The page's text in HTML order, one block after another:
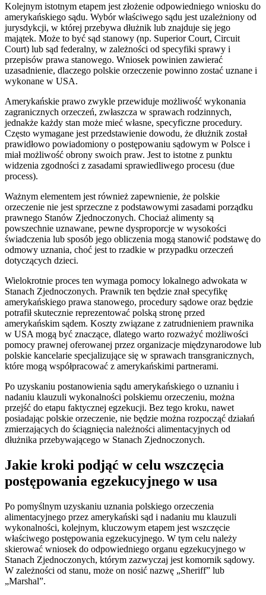
Kolejnym istotnym etapem jest złożenie odpowiedniego wniosku do
amerykańskiego sądu. Wybór właściwego sądu jest uzależniony od
jurysdykcji, w której przebywa dłużnik lub znajduje się jego
majątek. Może to być sąd stanowy (np. Superior Court, Circuit
Court) lub sąd federalny, w zależności od specyfiki sprawy i
przepisów prawa stanowego. Wniosek powinien zawierać
uzasadnienie, dlaczego polskie orzeczenie powinno zostać uznane i
wykonane w USA.
Amerykańskie prawo zwykle przewiduje możliwość wykonania
zagranicznych orzeczeń, zwłaszcza w sprawach rodzinnych,
jednakże każdy stan może mieć własne, specyficzne procedury.
Często wymagane jest przedstawienie dowodu, że dłużnik został
prawidłowo powiadomiony o postępowaniu sądowym w Polsce i
miał możliwość obrony swoich praw. Jest to istotne z punktu
widzenia zgodności z zasadami sprawiedliwego procesu (due
process).
Ważnym elementem jest również zapewnienie, że polskie
orzeczenie nie jest sprzeczne z podstawowymi zasadami porządku
prawnego Stanów Zjednoczonych. Chociaż alimenty są
powszechnie uznawane, pewne dysproporcje w wysokości
świadczenia lub sposób jego obliczenia mogą stanowić podstawę do
odmowy uznania, choć jest to rzadkie w przypadku orzeczeń
dotyczących dzieci.
Wielokrotnie proces ten wymaga pomocy lokalnego adwokata w
Stanach Zjednoczonych. Prawnik ten będzie znał specyfikę
amerykańskiego prawa stanowego, procedury sądowe oraz będzie
potrafił skutecznie reprezentować polską stronę przed
amerykańskim sądem. Koszty związane z zatrudnieniem prawnika
w USA mogą być znaczące, dlatego warto rozważyć możliwości
pomocy prawnej oferowanej przez organizacje międzynarodowe lub
polskie kancelarie specjalizujące się w sprawach transgranicznych,
które mogą współpracować z amerykańskimi partnerami.
Po uzyskaniu postanowienia sądu amerykańskiego o uznaniu i
nadaniu klauzuli wykonalności polskiemu orzeczeniu, można
przejść do etapu faktycznej egzekucji. Bez tego kroku, nawet
posiadając polskie orzeczenie, nie będzie można rozpocząć działań
zmierzających do ściągnięcia należności alimentacyjnych od
dłużnika przebywającego w Stanach Zjednoczonych.
Jakie kroki podjąć w celu wszczęcia
postępowania egzekucyjnego w usa
Po pomyślnym uzyskaniu uznania polskiego orzeczenia
alimentacyjnego przez amerykański sąd i nadaniu mu klauzuli
wykonalności, kolejnym, kluczowym etapem jest wszczęcie
właściwego postępowania egzekucyjnego. W tym celu należy
skierować wniosek do odpowiedniego organu egzekucyjnego w
Stanach Zjednoczonych, którym zazwyczaj jest komornik sądowy.
W zależności od stanu, może on nosić nazwę „Sheriff” lub
„Marshal”.